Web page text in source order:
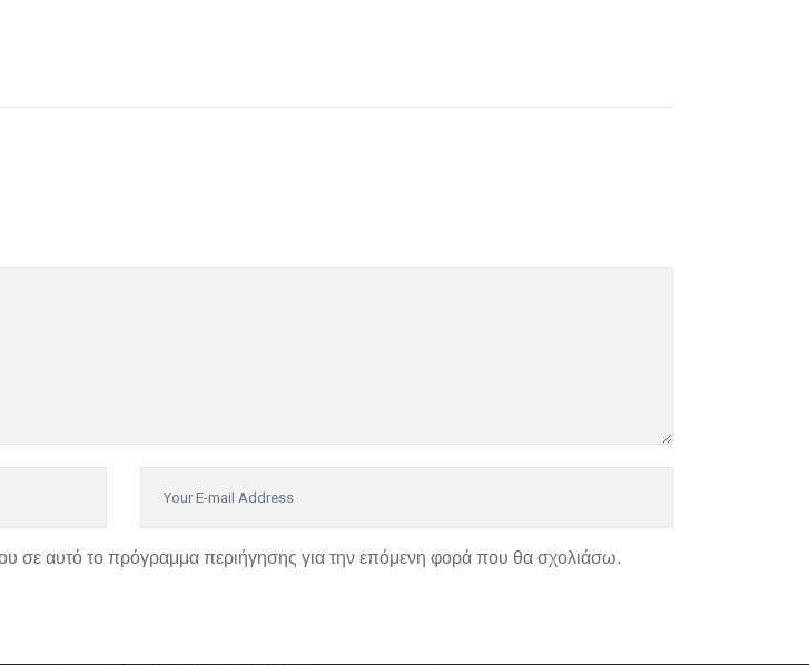
σε αυτό το πρόγραμμα περιήγησης για την επόμενη φορά που θα σχολιάσω.